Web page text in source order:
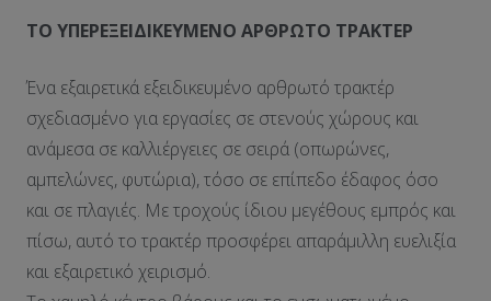
ΤΟ ΥΠΕΡΕΞΕΙΔΙΚΕΥΜΕΝΟ ΑΡΘΡΩΤΟ ΤΡΑΚΤΕΡ
Ένα εξαιρετικά εξειδικευμένο αρθρωτό τρακτέρ
σχεδιασμένο για εργασίες σε στενούς χώρους και
ανάμεσα σε καλλιέργειες σε σειρά (οπωρώνες,
αμπελώνες, φυτώρια), τόσο σε επίπεδο έδαφος όσο
και σε πλαγιές. Με τροχούς ίδιου μεγέθους εμπρός και
πίσω, αυτό το τρακτέρ προσφέρει απαράμιλλη ευελιξία
και εξαιρετικό χειρισμό.